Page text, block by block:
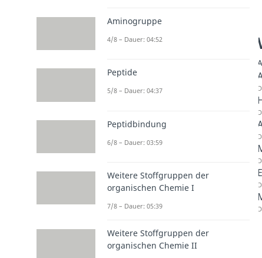
Aminogruppe
4/8 – Dauer: 04:52
Peptide
5/8 – Dauer: 04:37
Peptidbindung
6/8 – Dauer: 03:59
Weitere Stoffgruppen der
organischen Chemie I
7/8 – Dauer: 05:39
Weitere Stoffgruppen der
organischen Chemie II